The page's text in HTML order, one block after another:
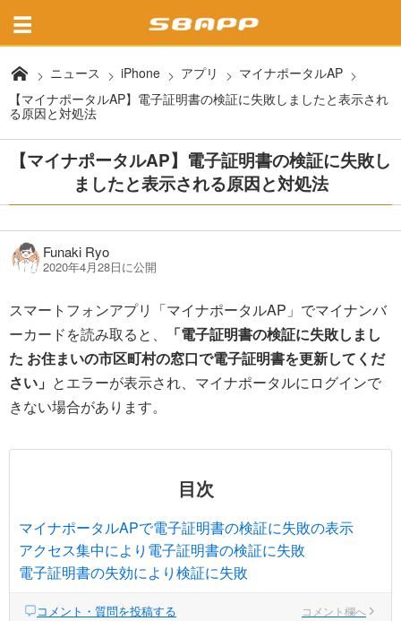
ニュース iPhone アプリ
マイナポータルAP
【マイナポータルAP】電子証明書の検証に失敗しましたと表示され
る原因と対処法
【マイナポータルAP】電子証明書の検証に失敗し
ましたと表示される原因と対処法
Funaki Ryo
2020年4月28日に公開
スマートフォンアプリ「マイナポータルAP」でマイナンバ
ーカードを読み取ると、
「電子証明書の検証に失敗しまし
た お住まいの市区町村の窓口で電子証明書を更新してくだ
さい」 とエラーが表示され、マイナポータルにログインで
きない場合があります。
目次
マイナポータルAPで電子証明書の検証に失敗の表示
アクセス集中により電子証明書の検証に失敗
電子証明書の失効により検証に失敗
コメント・質問を投稿する コメント欄へ